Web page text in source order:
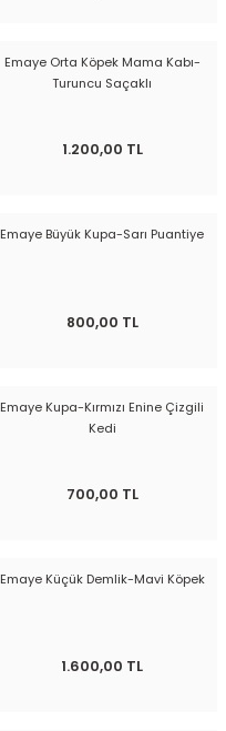
Emaye Orta Köpek Mama Kabı-
Turuncu Saçaklı
1.200,00 TL
Emaye Büyük Kupa-Sarı Puantiye
800,00 TL
Emaye Kupa-Kırmızı Enine Çizgili
Kedi
700,00 TL
Emaye Küçük Demlik-Mavi Köpek
1.600,00 TL